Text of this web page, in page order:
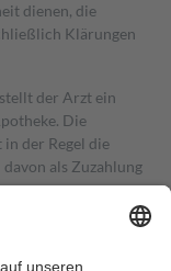
dienen, die
Klärungen
der Arzt ein
Die
der Regel die
als Zuzahlung
Höhe von zehn
als die tatsächlichen